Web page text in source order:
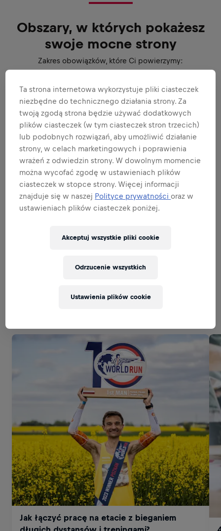
Obszary, w których pokażesz
swoje mocne strony
Zakres obowiązków, które Ci powierzymy:
BĄDŹ AMBASADOREM MARKI I
PRODUKTU
BĄDŹ EKSPERTEM DS. SPRZEDAŻY
PERFEKCJA W WYKONYWANIU ZADAŃ
Related to this position
Ta strona internetowa wykorzystuje pliki ciasteczek
niezbędne do technicznego działania strony. Za
twoją zgodą strona będzie używać dodatkowych
plików ciasteczek (w tym ciasteczek stron trzecich)
lub podobnych rozwiązań, aby umożliwić działanie
strony, w celach marketingowych i poprawienia
wrażeń z odwiedzin strony. W dowolnym momencie
można wycofać zgodę w ustawieniach plików
ciasteczek w stopce strony. Więcej informacji
znajduje się w naszej Polityce prywatności oraz w
ustawieniach plików ciasteczek poniżej.
Odrzucenie wszystkich
Akceptuj wszystkie pliki cookie
Ustawienia plików cookie